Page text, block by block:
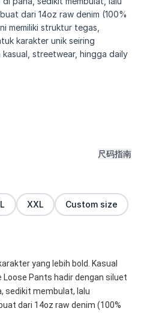
dari 14oz raw denim (100%
memiliki struktur tegas,
karakter unik seiring
streetwear, hingga daily
尺码指南
XXL Custom size
yang lebih bold. Kasual
Loose Pants hadir dengan siluet
sedikit membulat, lalu
dari 14oz raw denim (100%